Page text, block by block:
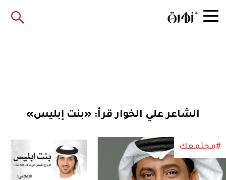
الشاعر علي الخوار قرأ: «بنت إبليس»
#مجتمعك